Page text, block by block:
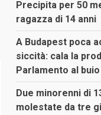
Precipita per 50
ragazza di 14 anni
A Budapest poca
siccità: cala la
Parlamento al
Due minorenni di
molestate da tre